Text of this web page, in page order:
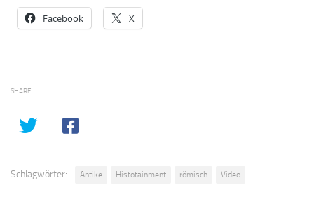
Facebook X
SHARE
Schlagwörter: Antike Histotainment römisch Video